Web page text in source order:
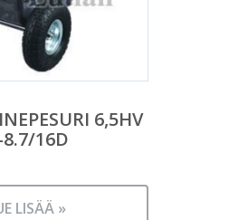
6,5HV
16D
LISÄÄ »